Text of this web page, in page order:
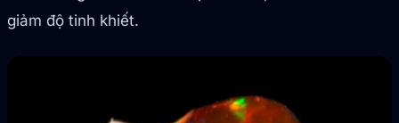
giảm độ tinh khiết.